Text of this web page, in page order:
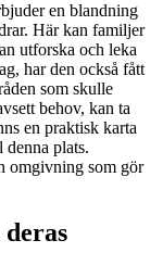
en blandning
Här kan familjer
utforska och leka
har den också fått
som skulle
behov, kan ta
en praktisk karta
plats.
omgivning som gör